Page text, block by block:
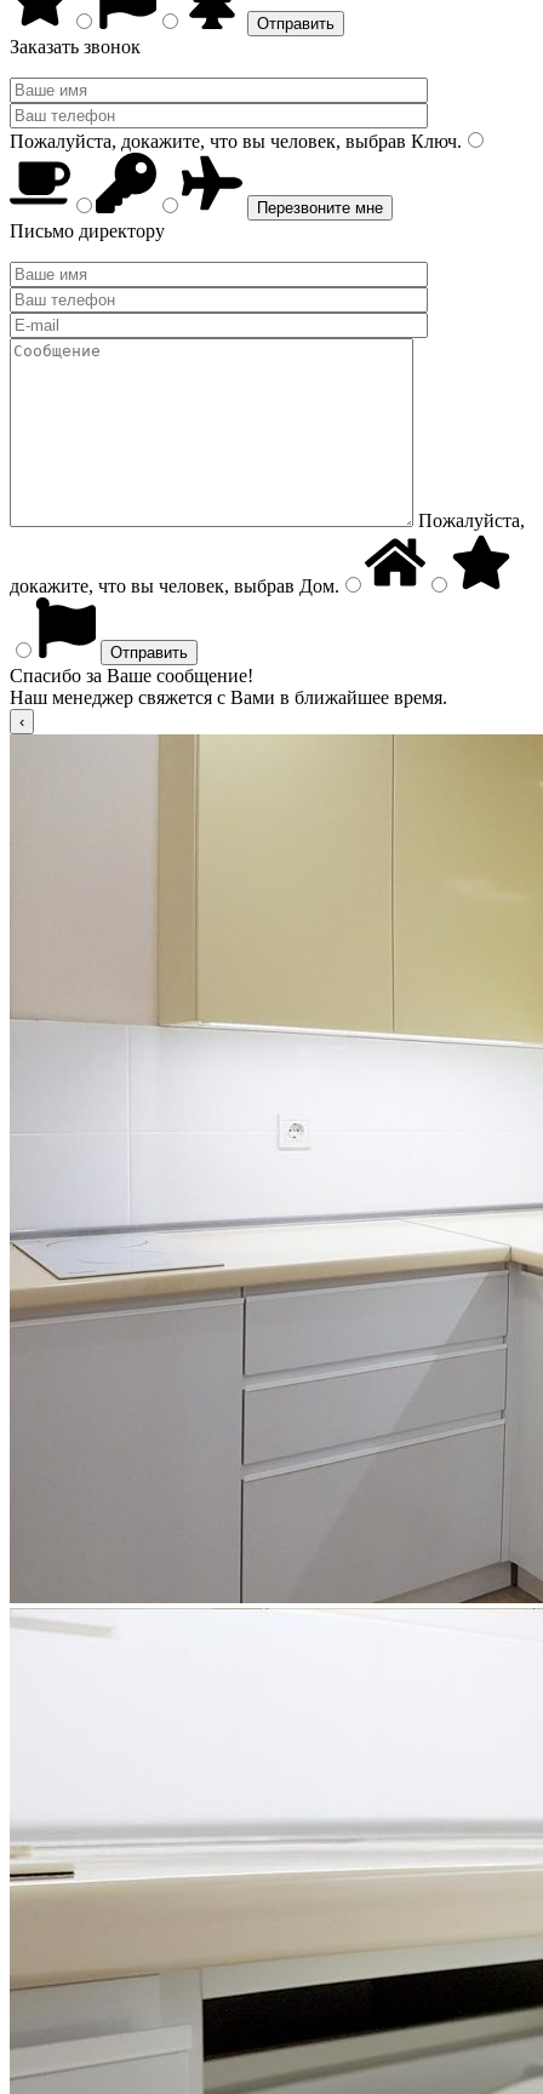
Заказать звонок
Пожалуйста, докажите, что вы человек, выбрав Ключ.
Письмо директору
Пожалуйста,
докажите, что вы человек, выбрав Дом.
Спасибо за Ваше сообщение!
Наш менеджер свяжется с Вами в ближайшее время.